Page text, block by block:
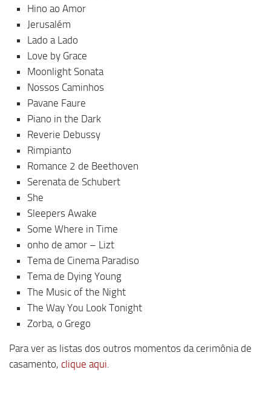
Hino ao Amor
Jerusalém
Lado a Lado
Love by Grace
Moonlight Sonata
Nossos Caminhos
Pavane Faure
Piano in the Dark
Reverie Debussy
Rimpianto
Romance 2 de Beethoven
Serenata de Schubert
She
Sleepers Awake
Some Where in Time
onho de amor – Lizt
Tema de Cinema Paradiso
Tema de Dying Young
The Music of the Night
The Way You Look Tonight
Zorba, o Grego
Para ver as listas dos outros momentos da cerimônia de
casamento, clique aqui.